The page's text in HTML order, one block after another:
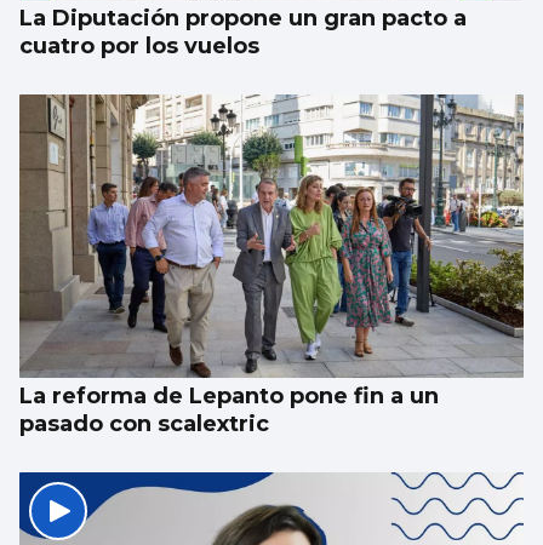
La Diputación propone un gran pacto a
cuatro por los vuelos
La reforma de Lepanto pone fin a un
pasado con scalextric